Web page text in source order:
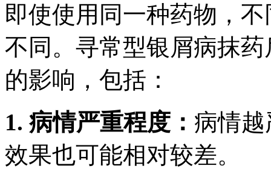
即使使用同一种药物，
不同。寻常型银屑病抹
的影响，包括：
1. 病情严重程度： 病情
效果也可能相对较差。